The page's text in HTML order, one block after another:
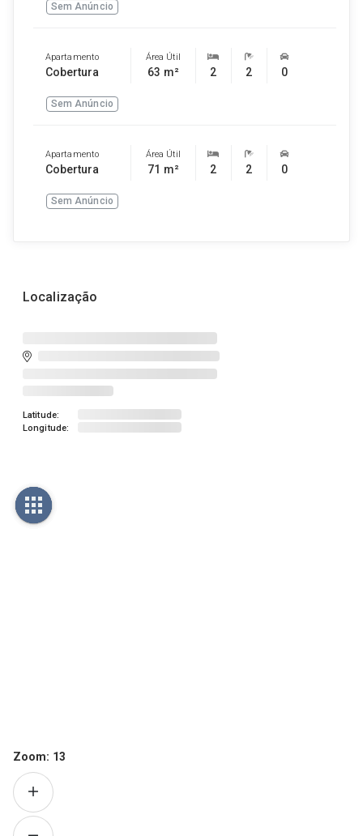
Sem Anúncio
Apartamento
Cobertura
Área Útil
63 m² 2 2 0
Sem Anúncio
Apartamento
Cobertura
Área Útil
71 m² 2 2 0
Sem Anúncio
Localização
Latitude:
Longitude:
Zoom: 13